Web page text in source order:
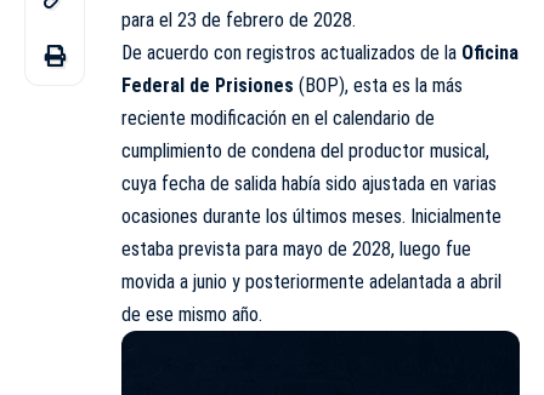
para el 23 de febrero de 2028.
De acuerdo con registros actualizados de la Oficina
Federal de Prisiones (BOP), esta es la más
reciente modificación en el calendario de
cumplimiento de condena del productor musical,
cuya fecha de salida había sido ajustada en varias
ocasiones durante los últimos meses. Inicialmente
estaba prevista para mayo de 2028, luego fue
movida a junio y posteriormente adelantada a abril
de ese mismo año.